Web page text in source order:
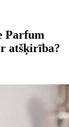
Parfum
atšķirība?